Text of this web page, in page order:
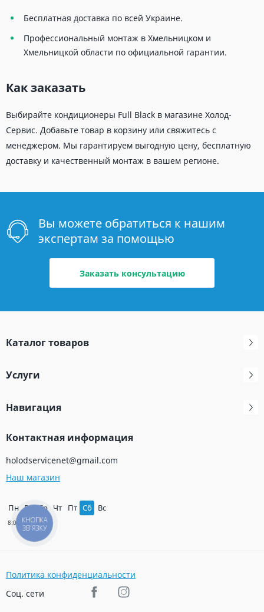
Бесплатная доставка по всей Украине.
Профессиональный монтаж в Хмельницком и
Хмельницкой области по официальной гарантии.
Как заказать
Выбирайте кондиционеры Full Black в магазине Холод-
Сервис. Добавьте товар в корзину или свяжитесь с
менеджером. Мы гарантируем выгодную цену, бесплатную
доставку и качественный монтаж в вашем регионе.
Вы можете обратиться к нашим
экспертам за помощью
Заказать консультацию
Каталог товаров
Услуги
Навигация
Контактная информация
holodservicenet@gmail.com
Наш магазин
Пн Вт Ср Чт Пт Сб Вс
Политика конфиденциальности
Соц. сети
КНОПКА
ЗВ'ЯЗКУ